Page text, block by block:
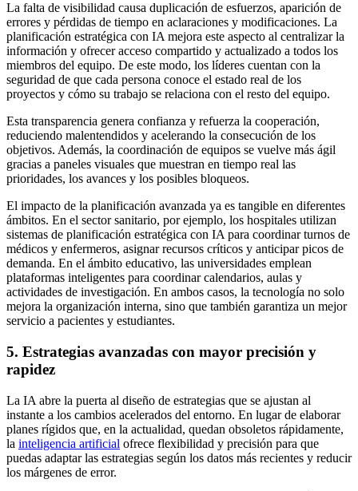
La falta de visibilidad causa duplicación de esfuerzos, aparición de
errores y pérdidas de tiempo en aclaraciones y modificaciones. La
planificación estratégica con IA mejora este aspecto al centralizar la
información y ofrecer acceso compartido y actualizado a todos los
miembros del equipo. De este modo, los líderes cuentan con la
seguridad de que cada persona conoce el estado real de los
proyectos y cómo su trabajo se relaciona con el resto del equipo.
Esta transparencia genera confianza y refuerza la cooperación,
reduciendo malentendidos y acelerando la consecución de los
objetivos. Además, la coordinación de equipos se vuelve más ágil
gracias a paneles visuales que muestran en tiempo real las
prioridades, los avances y los posibles bloqueos.
El impacto de la planificación avanzada ya es tangible en diferentes
ámbitos. En el sector sanitario, por ejemplo, los hospitales utilizan
sistemas de planificación estratégica con IA para coordinar turnos de
médicos y enfermeros, asignar recursos críticos y anticipar picos de
demanda. En el ámbito educativo, las universidades emplean
plataformas inteligentes para coordinar calendarios, aulas y
actividades de investigación. En ambos casos, la tecnología no solo
mejora la organización interna, sino que también garantiza un mejor
servicio a pacientes y estudiantes.
5. Estrategias avanzadas con mayor precisión y
rapidez
La IA abre la puerta al diseño de estrategias que se ajustan al
instante a los cambios acelerados del entorno. En lugar de elaborar
planes rígidos que, en la actualidad, quedan obsoletos rápidamente,
la inteligencia artificial ofrece flexibilidad y precisión para que
puedas adaptar las estrategias según los datos más recientes y reducir
los márgenes de error.